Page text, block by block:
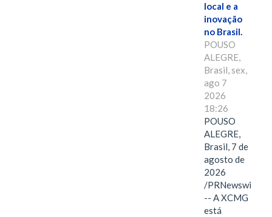
local e a
inovação
no Brasil.
POUSO
ALEGRE,
Brasil, sex,
ago 7
2026
18:26
POUSO
ALEGRE,
Brasil, 7 de
agosto de
2026
/PRNewswire/
-- A XCMG
está